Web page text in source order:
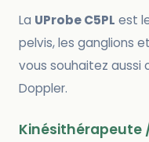
La UProbe C5PL est
pelvis, les ganglions
vous souhaitez aussi
Doppler.
Kinésithérapeute